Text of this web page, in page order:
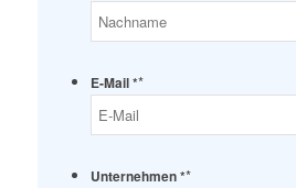
E-Mail **
Unternehmen **